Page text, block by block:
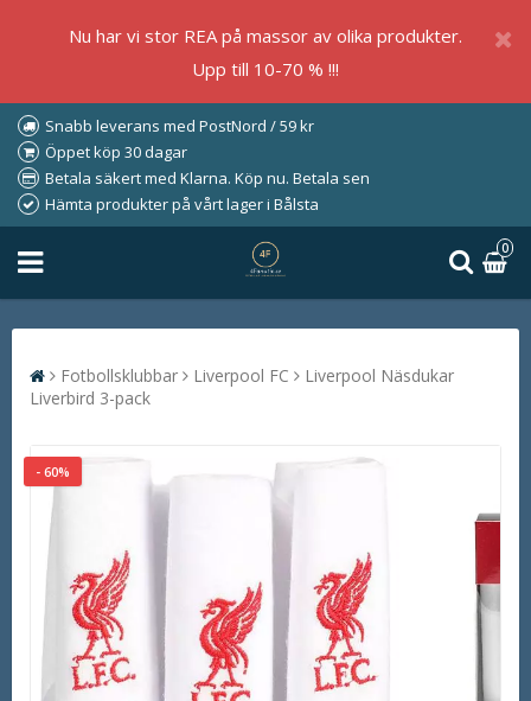
Nu har vi stor REA på massor av olika produkter.
Upp till 10-70 % !!!
Snabb leverans med PostNord / 59 kr
Öppet köp 30 dagar
Betala säkert med Klarna. Köp nu. Betala sen
Hämta produkter på vårt lager i Bålsta
0
Fotbollsklubbar Liverpool FC
Liverpool Näsdukar
Liverbird 3-pack
- 60%